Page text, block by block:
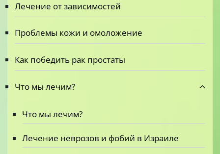
Лечение от зависимостей
Проблемы кожи и омоложение
Как победить рак простаты
Что мы лечим?
Что мы лечим?
Лечение неврозов и фобий в Израиле